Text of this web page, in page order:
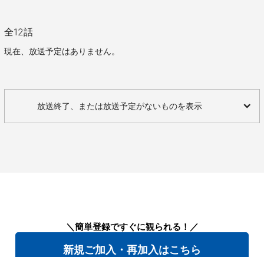
全12話
現在、放送予定はありません。
放送終了、または放送予定がないものを表示
＼簡単登録ですぐに観られる！／
新規ご加入・再加入はこちら